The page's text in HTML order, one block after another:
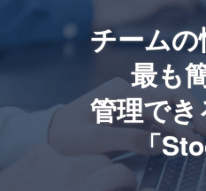
チーム
最も
管理で
「